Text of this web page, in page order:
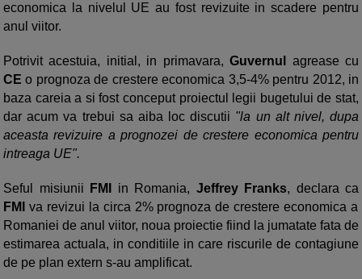
economica la nivelul UE au fost revizuite in scadere pentru
anul viitor.
Potrivit acestuia, initial, in primavara,Guvernul
agrease cu
CEo prognoza de crestere economica 3,5-4% pentru 2012, in
baza careia a si fost conceput proiectul legii bugetului de stat,
dar acum va trebui sa aiba loc discutii "la un alt nivel, dupa
aceasta revizuire a prognozei de crestere economica pentru
intreaga UE".
Seful misiunii FMI in Romania, Jeffrey Franks, declara ca
FMI
va revizui la circa 2% prognoza de crestere economica a
Romaniei de anul viitor, noua proiectie fiind la jumatate fata de
estimarea actuala, in conditiile in care riscurile de contagiune
de pe plan extern s-au amplificat.